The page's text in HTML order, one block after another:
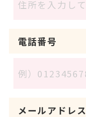
電話番号
メールアドレス